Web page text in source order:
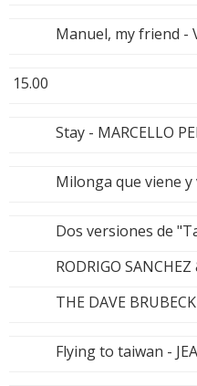
Manuel, my friend -
15.00
Stay - MARCELLO
Milonga que viene y
Dos versiones de
RODRIGO
THE DAVE
Flying to taiwan -